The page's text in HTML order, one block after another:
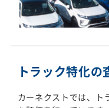
トラック特化
カーネクストでは、ト